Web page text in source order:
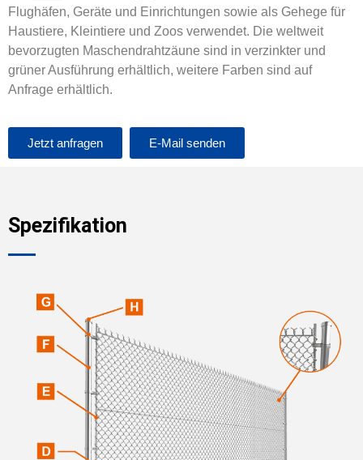
Flughäfen, Geräte und Einrichtungen sowie als Gehege für
Haustiere, Kleintiere und Zoos verwendet. Die weltweit
bevorzugten Maschendrahtzäune sind in verzinkter und
grüner Ausführung erhältlich, weitere Farben sind auf
Anfrage erhältlich.
Jetzt anfragen E-Mail senden
Spezifikation